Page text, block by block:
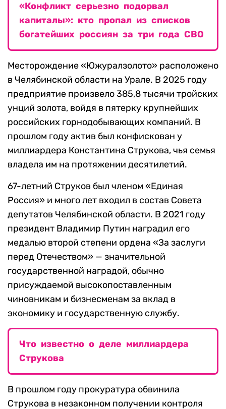
«Конфликт серьезно подорвал
капиталы»: кто пропал из списков
богатейших россиян за три года СВО
Месторождение «Южуралзолото» расположено
в Челябинской области на Урале. В 2025 году
предприятие произвело 385,8 тысячи тройских
унций золота, войдя в пятерку крупнейших
российских горнодобывающих компаний. В
прошлом году актив был конфискован у
миллиардера Константина Струкова, чья семья
владела им на протяжении десятилетий.
67-летний Струков был членом «Единая
Россия» и много лет входил в состав Совета
депутатов Челябинской области. В 2021 году
президент Владимир Путин наградил его
медалью второй степени ордена «За заслуги
перед Отечеством» — значительной
государственной наградой, обычно
присуждаемой высокопоставленным
чиновникам и бизнесменам за вклад в
экономику и государственную службу.
Что известно о деле миллиардера
Струкова
В прошлом году прокуратура обвинила
Струкова в незаконном получении контроля